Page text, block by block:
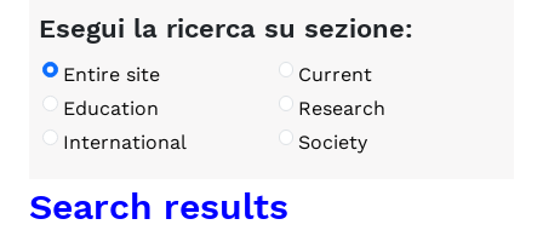
Esegui la ricerca su sezione:
Entire site
Current
Education
Research
International
Society
Search results